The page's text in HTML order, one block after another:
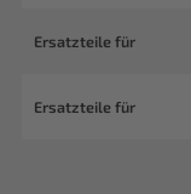
Ersatzteile für
Ersatzteile für